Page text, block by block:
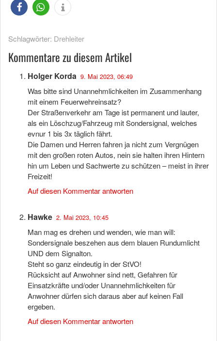
Schlagwörter: Drehleiter
Kommentare zu diesem Artikel
Holger Korda 9. Mai 2023, 06:49
Was bitte sind Unannehmlichkeiten im Zusammenhang
mit einem Feuerwehreinsatz?
Der Straßenverkehr am Tage ist permanent und lauter,
als ein Löschzug/Fahrzeug mit Sondersignal, welches
evnur 1 bis 3x täglich fährt.
Die Damen und Herren fahren ja nicht zum Vergnügen
mit den großen roten Autos, nein sie halten ihren Hintern
hin um Leben und Sachwerte zu schützen – meist in ihrer
Freizeit!
Auf diesen Kommentar antworten
Hawke 2. Mai 2023, 10:45
Man mag es drehen und wenden, wie man will:
Sondersignale beszehen aus dem blauen Rundumlicht
UND dem Signalton.
Steht so ganz eindeutig in der StVO!
Rücksicht auf Anwohner sind nett, Gefahren für
Einsatzkräfte und/oder Unannehmlichkeiten für
Anwohner dürfen sich daraus aber auf keinen Fall
ergeben.
Auf diesen Kommentar antworten